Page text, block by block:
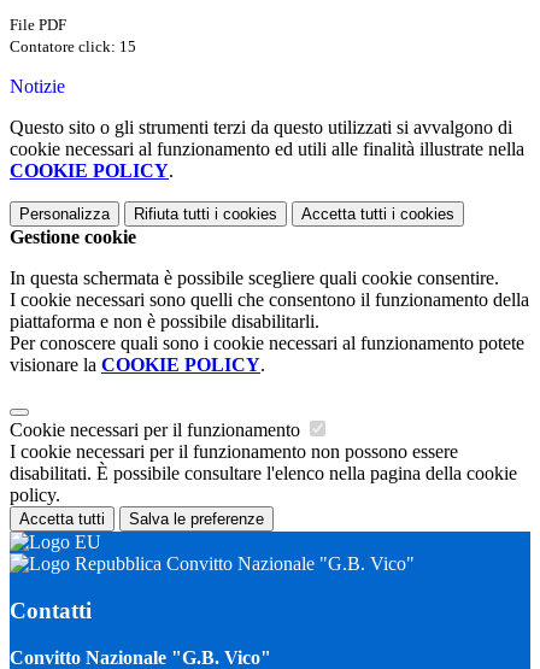
File PDF
Contatore click: 15
Notizie
Questo sito o gli strumenti terzi da questo utilizzati si avvalgono di
cookie necessari al funzionamento ed utili alle finalità illustrate nella
COOKIE POLICY.
Personalizza Rifiuta tutti i cookies Accetta tutti i cookies
Gestione cookie
In questa schermata è possibile scegliere quali cookie consentire.
I cookie necessari sono quelli che consentono il funzionamento della
piattaforma e non è possibile disabilitarli.
Per conoscere quali sono i cookie necessari al funzionamento potete
visionare la COOKIE POLICY.
Cookie necessari per il funzionamento
I cookie necessari per il funzionamento non possono essere
disabilitati. È possibile consultare l'elenco nella pagina della cookie
policy.
Accetta tutti Salva le preferenze
Convitto Nazionale "G.B. Vico"
Contatti
Convitto Nazionale "G.B. Vico"